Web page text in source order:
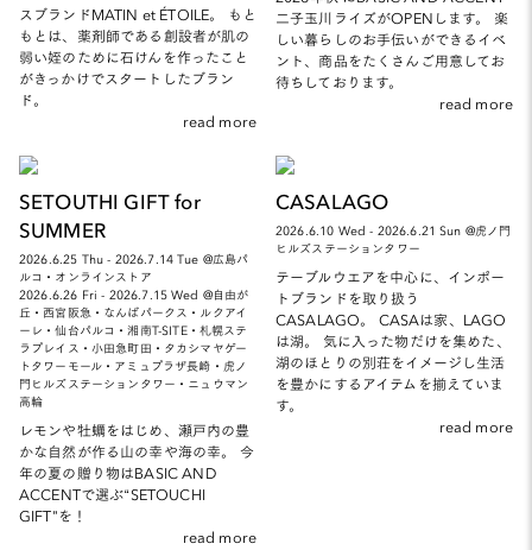
スブランドMATIN et ÉTOILE。 もと
もとは、薬剤師である創設者が肌の
弱い姪のために石けんを作ったこと
がきっかけでスタートしたブラン
ド。
read more
二子玉川ライズがOPENします。 楽
しい暮らしのお手伝いができるイベ
ント、商品をたくさんご用意してお
待ちしております。
read more
SETOUTHI GIFT for
SUMMER
2026.6.25 Thu - 2026.7.14 Tue @広島パ
ルコ・オンラインストア
2026.6.26 Fri - 2026.7.15 Wed @自由が
丘・西宮阪急・なんばパークス・ルクアイ
ーレ・仙台パルコ・湘南T-SITE・札幌ステ
ラプレイス・小田急町田・タカシマヤゲー
トタワーモール・アミュプラザ長崎・虎ノ
門ヒルズステーションタワー・ニュウマン
高輪
レモンや牡蠣をはじめ、瀬戸内の豊
かな自然が作る山の幸や海の幸。 今
年の夏の贈り物はBASIC AND
ACCENTで選ぶ“SETOUCHI
GIFT”を！
read more
CASALAGO
2026.6.10 Wed - 2026.6.21 Sun @虎ノ門
ヒルズステーションタワー
テーブルウエアを中心に、インポー
トブランドを取り扱う
CASALAGO。 CASAは家、LAGO
は湖。 気に入った物だけを集めた、
湖のほとりの別荘をイメージし生活
を豊かにするアイテムを揃えていま
す。
read more